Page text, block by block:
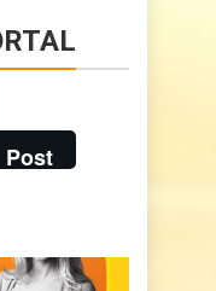
Post